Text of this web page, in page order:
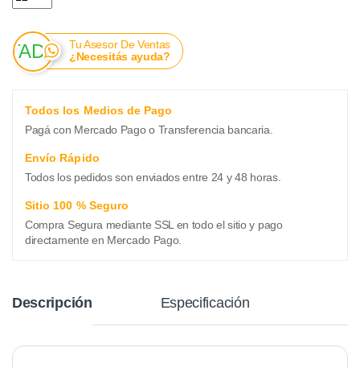
Tu Asesor De Ventas
¿Necesitás ayuda?
Todos los Medios de Pago
Pagá con Mercado Pago o Transferencia bancaria.
Envío Rápido
Todos los pedidos son enviados entre 24 y 48 horas.
Sitio 100 % Seguro
Compra Segura mediante SSL en todo el sitio y pago
directamente en Mercado Pago.
Descripción Especificación